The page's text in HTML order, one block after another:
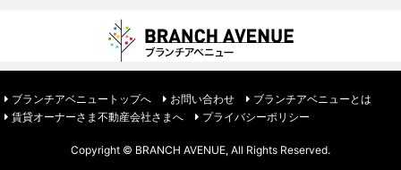
ブランチアベニュートップへ お問い合わせ
ブランチアベニューとは
賃貸オーナーさま不動産会社さまへ
プライバシーポリシー
Copyright © BRANCH AVENUE, All Rights Reserved.